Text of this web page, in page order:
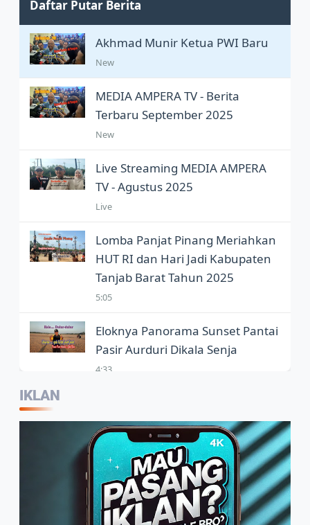
Daftar Putar Berita
Akhmad Munir Ketua PWI Baru
New
MEDIA AMPERA TV - Berita
Terbaru September 2025
New
Live Streaming MEDIA AMPERA
TV - Agustus 2025
Live
Lomba Panjat Pinang Meriahkan
HUT RI dan Hari Jadi Kabupaten
Tanjab Barat Tahun 2025
5:05
Eloknya Panorama Sunset Pantai
Pasir Aurduri Dikala Senja
4:33
Wartawan Jadi Garda Terdepan
Penggunaan Bahasa Indonesia
2:07
Warga Sambut Baik Himbauan
Wali Kota Jambi Melaksanakan
IKLAN